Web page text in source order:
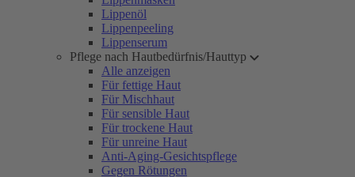
Lippenöl
Lippenpeeling
Lippenserum
Pflege nach Hautbedürfnis/Hauttyp
Alle anzeigen
Für fettige Haut
Für Mischhaut
Für sensible Haut
Für trockene Haut
Für unreine Haut
Anti-Aging-Gesichtspflege
Gegen Rötungen